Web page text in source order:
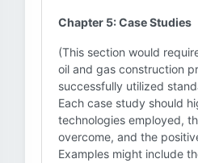
Chapter 5: Case Studies
(This section would
oil and gas construction
successfully utilized
Each case study should
technologies employed,
overcome, and the
Examples might include